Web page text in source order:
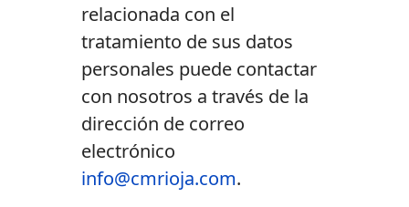
relacionada con el
tratamiento de sus datos
personales puede contactar
con nosotros a través de la
dirección de correo
electrónico
info@cmrioja.com.